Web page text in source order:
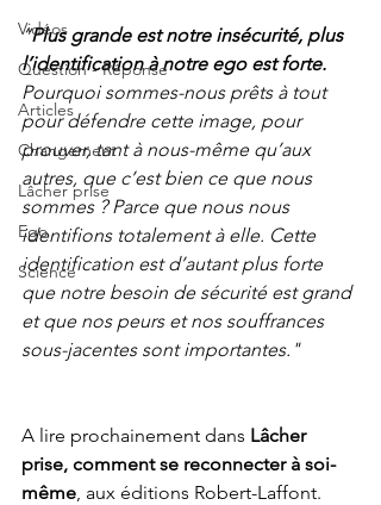
Vidéos
Question - Réponse
Articles
Changement
Lâcher prise
Ego
Science
“Plus grande est notre insécurité, plus
l’identification à notre ego est forte.
Pourquoi sommes-nous prêts à tout
pour défendre cette image, pour
prouver, tant à nous-même qu’aux
autres, que c’est bien ce que nous
sommes ? Parce que nous nous
identifions totalement à elle. Cette
identification est d’autant plus forte
que notre besoin de sécurité est grand
et que nos peurs et nos souffrances
sous-jacentes sont importantes."
A lire prochainement dans Lâcher
prise, comment se reconnecter à soi-
même , aux éditions Robert-Laffont.